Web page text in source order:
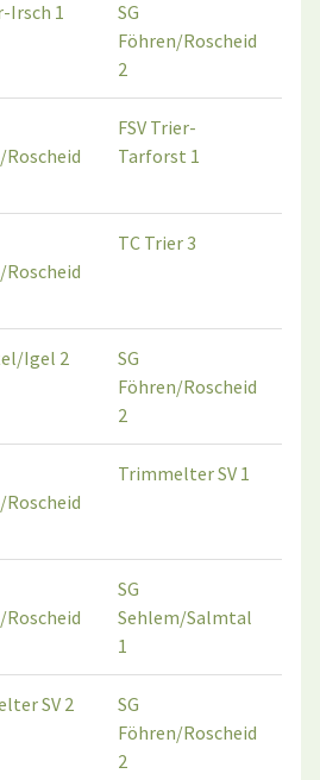
Irsch 1
SG
Föhren/Roscheid
2
FSV Trier-
Tarforst 1
TC Trier 3
Igel 2
SG
Föhren/Roscheid
2
Trimmelter SV 1
SG
Sehlem/Salmtal
1
SV 2
SG
Föhren/Roscheid
2